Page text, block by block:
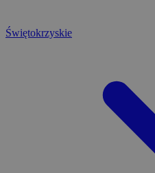
Świętokrzyskie